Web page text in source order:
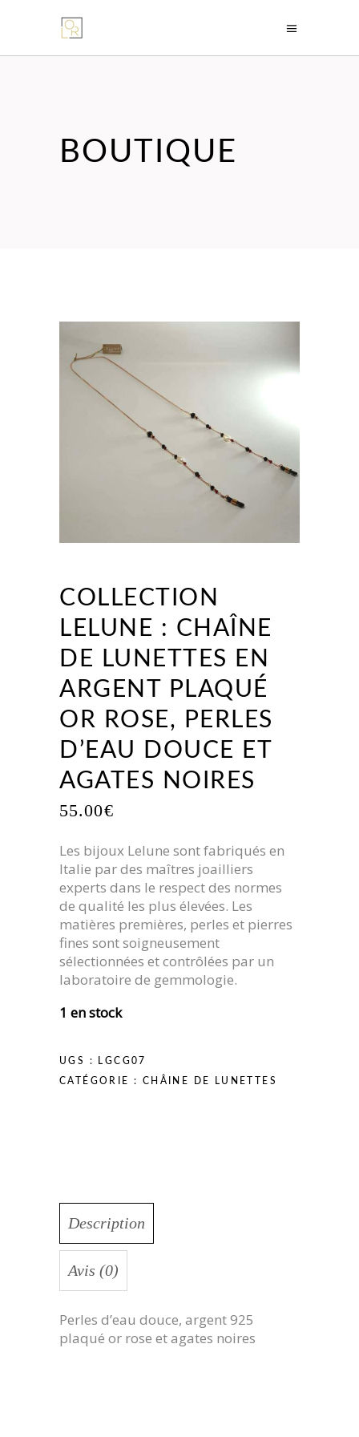
BOUTIQUE
COLLECTION
LELUNE : CHAÎNE
DE LUNETTES EN
ARGENT PLAQUÉ
OR ROSE, PERLES
D’EAU DOUCE ET
AGATES NOIRES
55.00€
Les bijoux Lelune sont fabriqués en
Italie par des maîtres joailliers
experts dans le respect des normes
de qualité les plus élevées. Les
matières premières, perles et pierres
fines sont soigneusement
sélectionnées et contrôlées par un
laboratoire de gemmologie.
1 en stock
UGS : LGCG07
CATÉGORIE : CHÂINE DE LUNETTES
Description
Avis (0)
Perles d’eau douce, argent 925
plaqué or rose et agates noires